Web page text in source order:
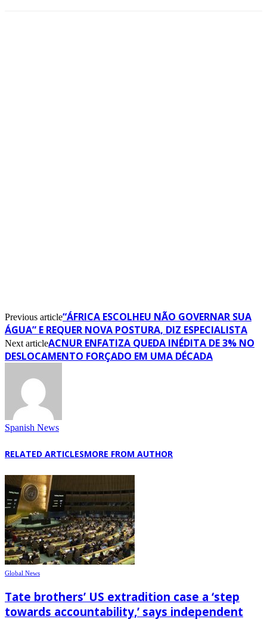
Previous article“ÁFRICA ESCOLHEU NÃO GOVERNAR SUA
ÁGUA” E REQUER NOVA POSTURA, DIZ ESPECIALISTA
Next articleACNUR ENFATIZA QUEDA INÉDITA DE 3% NO
DESLOCAMENTO FORÇADO EM UMA DÉCADA
Spanish News
RELATED ARTICLESMORE FROM AUTHOR
Global News
Tate brothers’ US extradition case a ‘step
towards accountability,’ says independent